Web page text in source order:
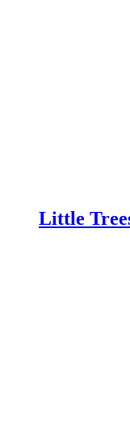
Little